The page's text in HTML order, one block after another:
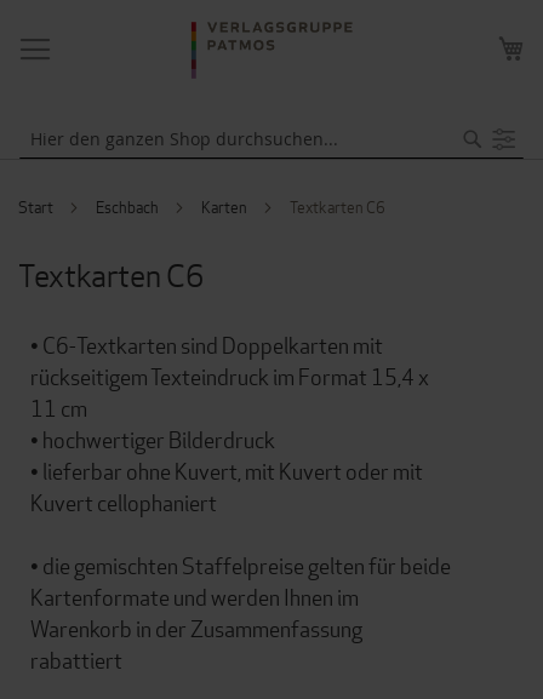
NAVIGATION
UMSCHALTEN
Start Eschbach Karten Textkarten C6
Textkarten C6
• C6-Textkarten sind Doppelkarten mit
rückseitigem Texteindruck im Format 15,4 x
11 cm
• hochwertiger Bilderdruck
• lieferbar ohne Kuvert, mit Kuvert oder mit
Kuvert cellophaniert
• die gemischten Staffelpreise gelten für beide
Kartenformate und werden Ihnen im
Warenkorb in der Zusammenfassung
rabattiert